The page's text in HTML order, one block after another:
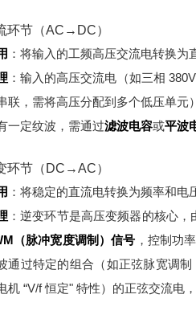
环节（AC→DC）
：将输入的工频高压交流电转换为
： 输入的高压交流电（如三相
联，需将高压分配到多个低压单元
一定纹波，需通过滤波电容或平波
环节（DC→AC）
：将稳定的直流电转换为频率和电
：逆变环节是高压变频器的核心，
（脉冲宽度调制）信号 ，控制功
通过特定的组合（如正弦脉宽调
机 “V/f 恒定" 特性）的正弦交流电